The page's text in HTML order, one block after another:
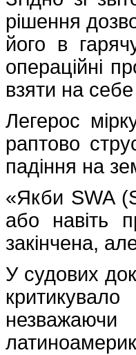
рішення
його в
операційні
взяти на себе
Легерос
раптово
падіння на
«Якби SWA
або навіть
закінчена,
У судових